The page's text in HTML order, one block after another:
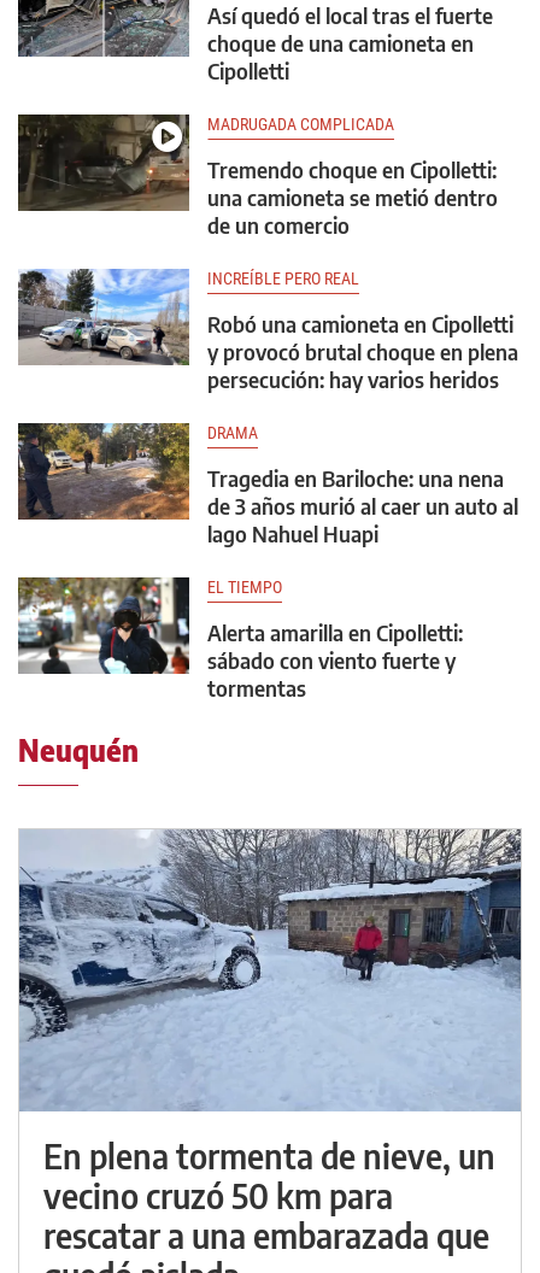
Así quedó el local tras el fuerte
choque de una camioneta en
Cipolletti
MADRUGADA COMPLICADA
Tremendo choque en Cipolletti:
una camioneta se metió dentro
de un comercio
INCREÍBLE PERO REAL
Robó una camioneta en Cipolletti
y provocó brutal choque en plena
persecución: hay varios heridos
DRAMA
Tragedia en Bariloche: una nena
de 3 años murió al caer un auto al
lago Nahuel Huapi
EL TIEMPO
Alerta amarilla en Cipolletti:
sábado con viento fuerte y
tormentas
Neuquén
En plena tormenta de nieve, un
vecino cruzó 50 km para
rescatar a una embarazada que